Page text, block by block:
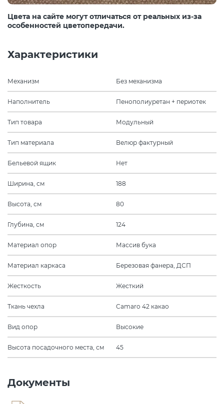
Цвета на сайте могут отличаться от реальных из-за
особенностей цветопередачи.
Характеристики
Механизм Без механизма
Наполнитель Пенополиуретан + периотек
Тип товара Модульный
Тип материала Велюр фактурный
Бельевой ящик Нет
Ширина, см 188
Высота, см 80
Глубина, см 124
Материал опор Массив бука
Материал каркаса Березовая фанера, ДСП
Жесткость Жесткий
Ткань чехла Camaro 42 какао
Вид опор Высокие
Высота посадочного места, см 45
Документы